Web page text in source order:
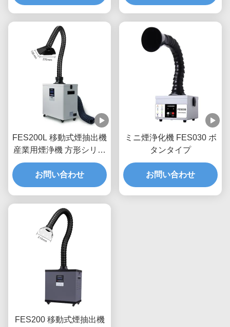
き）
FES200L 移動式煙抽出機
産業用煙浄機 方形シリコ
ンカバー
お問い合わせ
ミニ煙浄化機 FES030 ボ
タンタイプ
お問い合わせ
FES200 移動式煙抽出機